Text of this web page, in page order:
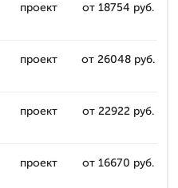
проект от 18754 руб.
проект от 26048 руб.
проект от 22922 руб.
проект от 16670 руб.